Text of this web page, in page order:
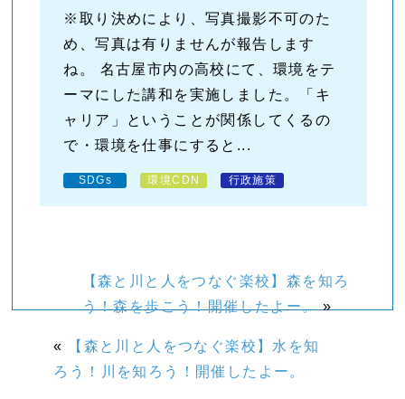
※取り決めにより、写真撮影不可のた
め、写真は有りませんが報告します
ね。 名古屋市内の高校にて、環境をテ
ーマにした講和を実施しました。「キ
ャリア」ということが関係してくるの
で・環境を仕事にすると...
SDGs 環境CDN 行政施策
【森と川と人をつなぐ楽校】森を知ろ
う！森を歩こう！開催したよー。»
«
【森と川と人をつなぐ楽校】水を知
ろう！川を知ろう！開催したよー。